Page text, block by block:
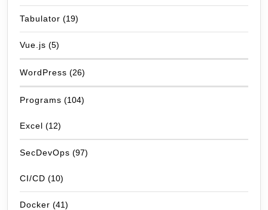
Tabulator (19)
Vue.js (5)
WordPress (26)
Programs (104)
Excel (12)
SecDevOps (97)
CI/CD (10)
Docker (41)